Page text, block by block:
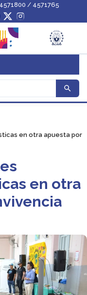
/ 4571765
en otra apuesta por
en otra